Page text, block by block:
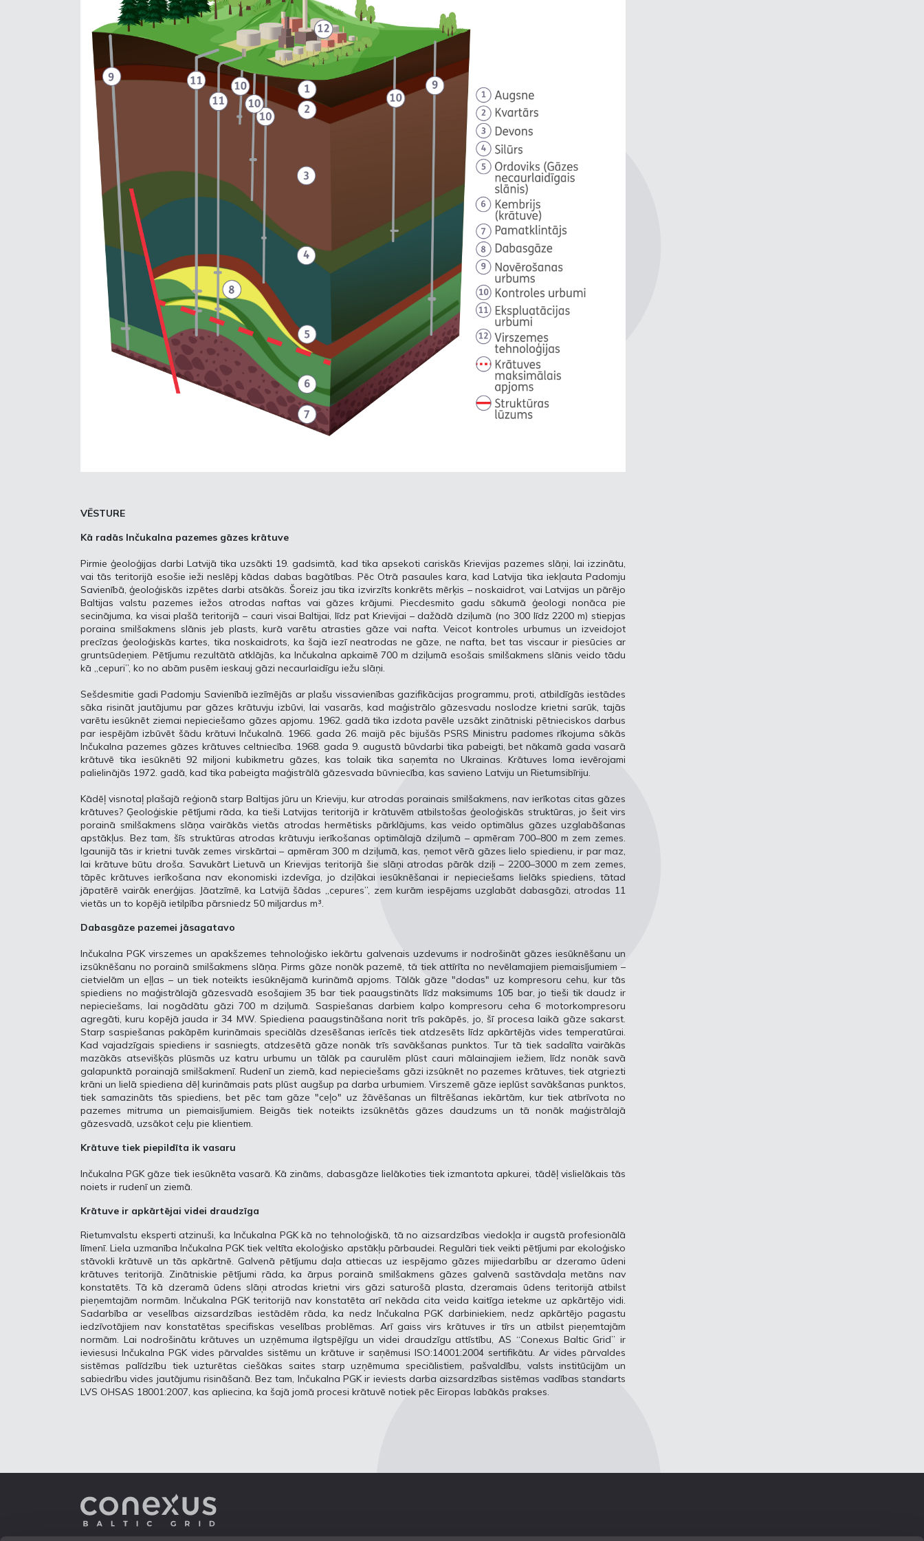
VĒSTURE
Kā radās Inčukalna pazemes gāzes krātuve
Pirmie ģeoloģijas darbi Latvijā tika uzsākti 19. gadsimtā, kad tika apsekoti cariskās Krievijas pazemes slāņi, lai izzinātu,
vai tās teritorijā esošie ieži neslēpj kādas dabas bagātības. Pēc Otrā pasaules kara, kad Latvija tika iekļauta Padomju
Savienībā, ģeoloģiskās izpētes darbi atsākās. Šoreiz jau tika izvirzīts konkrēts mērķis – noskaidrot, vai Latvijas un pārējo
Baltijas valstu pazemes iežos atrodas naftas vai gāzes krājumi. Piecdesmito gadu sākumā ģeologi nonāca pie
secinājuma, ka visai plašā teritorijā – cauri visai Baltijai, līdz pat Krievijai – dažādā dziļumā (no 300 līdz 2200 m) stiepjas
poraina smilšakmens slānis jeb plasts, kurā varētu atrasties gāze vai nafta. Veicot kontroles urbumus un izveidojot
precīzas ģeoloģiskās kartes, tika noskaidrots, ka šajā iezī neatrodas ne gāze, ne nafta, bet tas viscaur ir piesūcies ar
gruntsūdeņiem. Pētījumu rezultātā atklājās, ka Inčukalna apkaimē 700 m dziļumā esošais smilšakmens slānis veido tādu
kā „cepuri”, ko no abām pusēm ieskauj gāzi necaurlaidīgu iežu slāņi.
Sešdesmitie gadi Padomju Savienībā iezīmējās ar plašu vissavienības gazifikācijas programmu, proti, atbildīgās iestādes
sāka risināt jautājumu par gāzes krātuvju izbūvi, lai vasarās, kad maģistrālo gāzesvadu noslodze krietni sarūk, tajās
varētu iesūknēt ziemai nepieciešamo gāzes apjomu. 1962. gadā tika izdota pavēle uzsākt zinātniski pētnieciskos darbus
par iespējām izbūvēt šādu krātuvi Inčukalnā. 1966. gada 26. maijā pēc bijušās PSRS Ministru padomes rīkojuma sākās
Inčukalna pazemes gāzes krātuves celtniecība. 1968. gada 9. augustā būvdarbi tika pabeigti, bet nākamā gada vasarā
krātuvē tika iesūknēti 92 miljoni kubikmetru gāzes, kas tolaik tika saņemta no Ukrainas. Krātuves loma ievērojami
palielinājās 1972. gadā, kad tika pabeigta maģistrālā gāzesvada būvniecība, kas savieno Latviju un Rietumsibīriju.
Kādēļ visnotaļ plašajā reģionā starp Baltijas jūru un Krieviju, kur atrodas porainais smilšakmens, nav ierīkotas citas gāzes
krātuves? Ģeoloģiskie pētījumi rāda, ka tieši Latvijas teritorijā ir krātuvēm atbilstošas ģeoloģiskās struktūras, jo šeit virs
porainā smilšakmens slāņa vairākās vietās atrodas hermētisks pārklājums, kas veido optimālus gāzes uzglabāšanas
apstākļus. Bez tam, šīs struktūras atrodas krātuvju ierīkošanas optimālajā dziļumā – apmēram 700–800 m zem zemes.
Igaunijā tās ir krietni tuvāk zemes virskārtai – apmēram 300 m dziļumā, kas, ņemot vērā gāzes lielo spiedienu, ir par maz,
lai krātuve būtu droša. Savukārt Lietuvā un Krievijas teritorijā šie slāņi atrodas pārāk dziļi – 2200–3000 m zem zemes,
tāpēc krātuves ierīkošana nav ekonomiski izdevīga, jo dziļākai iesūknēšanai ir nepieciešams lielāks spiediens, tātad
jāpatērē vairāk enerģijas. Jāatzīmē, ka Latvijā šādas „cepures”, zem kurām iespējams uzglabāt dabasgāzi, atrodas 11
vietās un to kopējā ietilpība pārsniedz 50 miljardus m³.
Dabasgāze pazemei jāsagatavo
Inčukalna PGK virszemes un apakšzemes tehnoloģisko iekārtu galvenais uzdevums ir nodrošināt gāzes iesūknēšanu un
izsūknēšanu no porainā smilšakmens slāņa. Pirms gāze nonāk pazemē, tā tiek attīrīta no nevēlamajiem piemaisījumiem –
cietvielām un eļļas – un tiek noteikts iesūknējamā kurināmā apjoms. Tālāk gāze "dodas" uz kompresoru cehu, kur tās
spiediens no maģistrālajā gāzesvadā esošajiem 35 bar tiek paaugstināts līdz maksimums 105 bar, jo tieši tik daudz ir
nepieciešams, lai nogādātu gāzi 700 m dziļumā. Saspiešanas darbiem kalpo kompresoru ceha 6 motorkompresoru
agregāti, kuru kopējā jauda ir 34 MW. Spiediena paaugstināšana norit trīs pakāpēs, jo, šī procesa laikā gāze sakarst.
Starp saspiešanas pakāpēm kurināmais speciālās dzesēšanas ierīcēs tiek atdzesēts līdz apkārtējās vides temperatūrai.
Kad vajadzīgais spiediens ir sasniegts, atdzesētā gāze nonāk trīs savākšanas punktos. Tur tā tiek sadalīta vairākās
mazākās atsevišķās plūsmās uz katru urbumu un tālāk pa caurulēm plūst cauri mālainajiem iežiem, līdz nonāk savā
galapunktā porainajā smilšakmenī. Rudenī un ziemā, kad nepieciešams gāzi izsūknēt no pazemes krātuves, tiek atgriezti
krāni un lielā spiediena dēļ kurināmais pats plūst augšup pa darba urbumiem. Virszemē gāze ieplūst savākšanas punktos,
tiek samazināts tās spiediens, bet pēc tam gāze "ceļo" uz žāvēšanas un filtrēšanas iekārtām, kur tiek atbrīvota no
pazemes mitruma un piemaisījumiem. Beigās tiek noteikts izsūknētās gāzes daudzums un tā nonāk maģistrālajā
gāzesvadā, uzsākot ceļu pie klientiem.
Krātuve tiek piepildīta ik vasaru
Inčukalna PGK gāze tiek iesūknēta vasarā. Kā zināms, dabasgāze lielākoties tiek izmantota apkurei, tādēļ vislielākais tās
noiets ir rudenī un ziemā.
Krātuve ir apkārtējai videi draudzīga
Rietumvalstu eksperti atzinuši, ka Inčukalna PGK kā no tehnoloģiskā, tā no aizsardzības viedokļa ir augstā profesionālā
līmenī. Liela uzmanība Inčukalna PGK tiek veltīta ekoloģisko apstākļu pārbaudei. Regulāri tiek veikti pētījumi par ekoloģisko
stāvokli krātuvē un tās apkārtnē. Galvenā pētījumu daļa attiecas uz iespējamo gāzes mijiedarbību ar dzeramo ūdeni
krātuves teritorijā. Zinātniskie pētījumi rāda, ka ārpus porainā smilšakmens gāzes galvenā sastāvdaļa metāns nav
konstatēts. Tā kā dzeramā ūdens slāņi atrodas krietni virs gāzi saturošā plasta, dzeramais ūdens teritorijā atbilst
pieņemtajām normām. Inčukalna PGK teritorijā nav konstatēta arī nekāda cita veida kaitīga ietekme uz apkārtējo vidi.
Sadarbība ar veselības aizsardzības iestādēm rāda, ka nedz Inčukalna PGK darbiniekiem, nedz apkārtējo pagastu
iedzīvotājiem nav konstatētas specifiskas veselības problēmas. Arī gaiss virs krātuves ir tīrs un atbilst pieņemtajām
normām. Lai nodrošinātu krātuves un uzņēmuma ilgtspējīgu un videi draudzīgu attīstību, AS “Conexus Baltic Grid” ir
ieviesusi Inčukalna PGK vides pārvaldes sistēmu un krātuve ir saņēmusi ISO:14001:2004 sertifikātu. Ar vides pārvaldes
sistēmas palīdzību tiek uzturētas ciešākas saites starp uzņēmuma speciālistiem, pašvaldību, valsts institūcijām un
sabiedrību vides jautājumu risināšanā. Bez tam, Inčukalna PGK ir ieviests darba aizsardzības sistēmas vadības standarts
LVS OHSAS 18001:2007, kas apliecina, ka šajā jomā procesi krātuvē notiek pēc Eiropas labākās prakses.